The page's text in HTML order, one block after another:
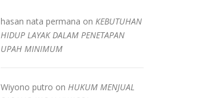
hasan nata permana on KEBUTUHAN
HIDUP LAYAK DALAM PENETAPAN
UPAH MINIMUM
Wiyono putro on HUKUM MENJUAL